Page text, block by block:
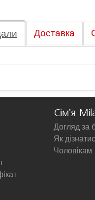
Доставка
Сім'я
Догляд за
Як
Чоловікам